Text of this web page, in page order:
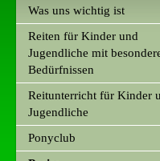
Was uns wichtig ist
Reiten für Kinder und
Jugendliche mit
Bedürfnissen
Reitunterricht für Kinder
Jugendliche
Ponyclub